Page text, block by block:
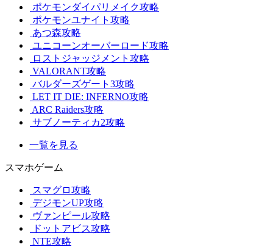
ポケモンダイパリメイク攻略
ポケモンユナイト攻略
あつ森攻略
ユニコーンオーバーロード攻略
ロストジャッジメント攻略
VALORANT攻略
バルダーズゲート3攻略
LET IT DIE: INFERNO攻略
ARC Raiders攻略
サブノーティカ2攻略
一覧を見る
スマホゲーム
スマグロ攻略
デジモンUP攻略
ヴァンピール攻略
ドットアビス攻略
NTE攻略